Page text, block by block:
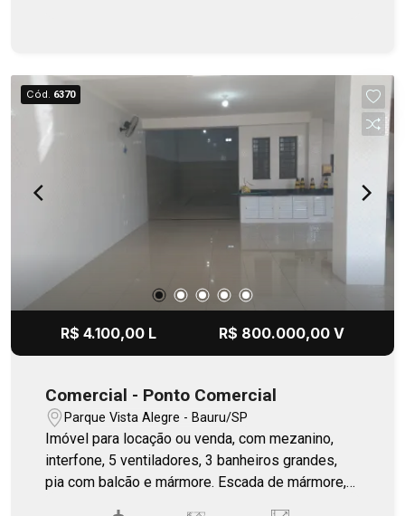
Cód. 6370
R$ 4.100,00 L R$ 800.000,00 V
Comercial - Ponto Comercial
Parque Vista Alegre - Bauru/SP
Imóvel para locação ou venda, com mezanino,
interfone, 5 ventiladores, 3 banheiros grandes,
pia com balcão e mármore. Escada de mármore,